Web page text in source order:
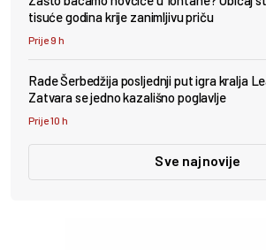
tisuće godina krije zanimljivu priču
Prije 9 h
Rade Šerbedžija posljednji put igra kralja
Zatvara se jedno kazališno poglavlje
Prije 10 h
Sve najnovije